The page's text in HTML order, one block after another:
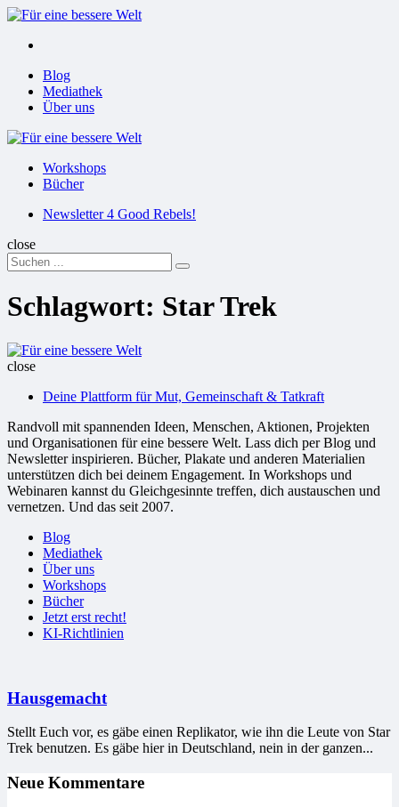
Menu
Menu
Blog
Mediathek
Über uns
Für
Workshops
Bücher
SuchenNewsletter 4 Good Rebels!
close
Search
for:
Suchen
Schlagwort: Star Trek
Für
Welt
close
Deine Plattform für Mut, Gemeinschaft & Tatkraft
Randvoll mit spannenden Ideen, Menschen, Aktionen, Projekten
und Organisationen für eine bessere Welt. Lass dich per Blog und
Newsletter inspirieren. Bücher, Plakate und anderen Materialien
unterstützen dich bei deinem Engagement. In Workshops und
Webinaren kannst du Gleichgesinnte treffen, dich austauschen und
vernetzen. Und das seit 2007.
Blog
Mediathek
Über uns
Workshops
Bücher
Jetzt erst recht!
KI-Richtlinien
Hausgemacht
Stellt Euch vor, es gäbe einen Replikator, wie ihn die Leute von Star
Trek benutzen. Es gäbe hier in Deutschland, nein in der ganzen...
Neue Kommentare